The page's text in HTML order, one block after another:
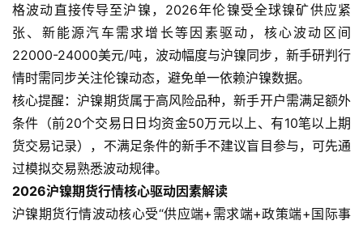
格波动直接传导至沪镍，2026年伦镍受全球镍矿供应紧
张、新能源汽车需求增长等因素驱动，核心波动区间
22000-24000美元/吨，波动幅度与沪镍同步，新手研判行
情时需同步关注伦镍动态，避免单一依赖沪镍数据。
核心提醒：沪镍期货属于高风险品种，新手开户需满足额外
条件（前20个交易日日均资金50万元以上、有10笔以上期
货交易记录），不满足条件的新手不建议盲目参与，可先通
过模拟交易熟悉波动规律。
2026沪镍期货行情核心驱动因素解读
沪镍期货行情波动核心受“供应端+需求端+政策端+国际事